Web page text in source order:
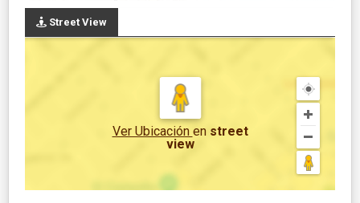
Street View
Ver Ubicación en street
view